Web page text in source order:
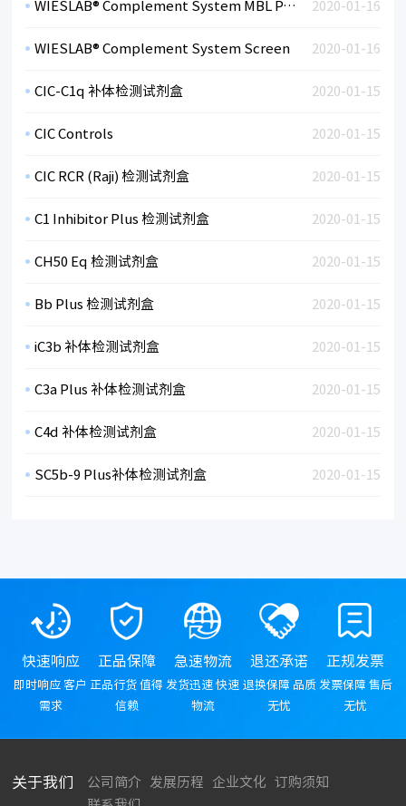
2020-01-16
WIESLAB® Complement System MBL Pathway
2020-01-16
WIESLAB® Complement System Screen
2020-01-15
CIC-C1q 补体检测试剂盒
2020-01-15
CIC Controls
2020-01-15
CIC RCR (Raji) 检测试剂盒
2020-01-15
C1 Inhibitor Plus 检测试剂盒
2020-01-15
CH50 Eq 检测试剂盒
2020-01-15
Bb Plus 检测试剂盒
2020-01-15
iC3b 补体检测试剂盒
2020-01-15
C3a Plus 补体检测试剂盒
2020-01-15
C4d 补体检测试剂盒
2020-01-15
SC5b-9 Plus补体检测试剂盒
快速响应
即时响应 客户
需求
正品保障
正品行货 值得
信赖
急速物流
发货迅速 快速
物流
退还承诺
退换保障 品质
无忧
正规发票
发票保障 售后
无忧
关于我们 公司简介 发展历程 企业文化
订购须知